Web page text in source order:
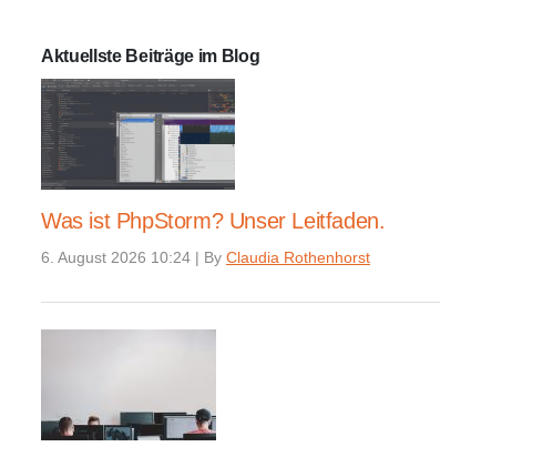
Aktuellste Beiträge im Blog
Was ist PhpStorm? Unser Leitfaden.
6. August 2026 10:24 | By Claudia Rothenhorst